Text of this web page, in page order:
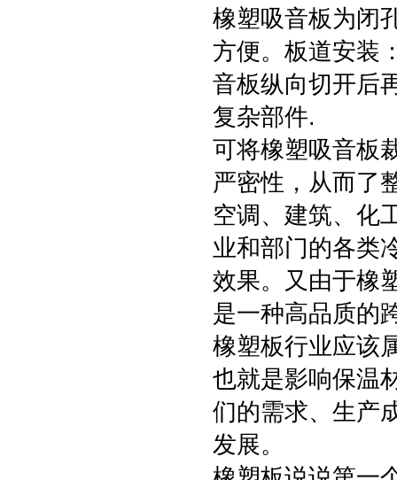
橡塑吸音板为闭
方便。板道安装
音板纵向切开后
复杂部件.
可将橡塑吸音板
严密性，从而了
空调、建筑、化
业和部门的各类
效果。又由于橡
是一种高品质的
橡塑板行业应该
也就是影响保温
们的需求、生产
发展。